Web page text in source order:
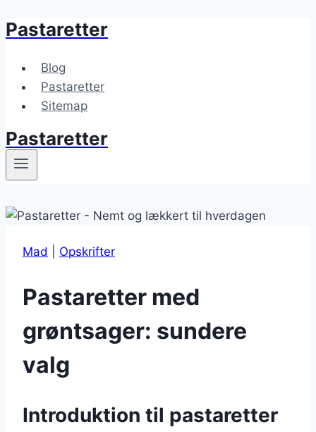
Fortsæt
indhold
Pastaretter
Blog
Pastaretter
Sitemap
Pastaretter
Mad Opskrifter
Pastaretter med
grøntsager: sundere
valg
Introduktion til pastaretter